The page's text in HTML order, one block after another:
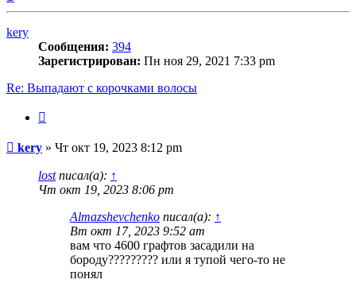
kery
Сообщения: 394
Зарегистрирован: Пн ноя 29, 2021 7:33 pm
Re: Выпадают с корочками волосы
Сообщение
kery » Чт окт 19, 2023 8:12 pm
lostписал(а): ↑
Чт окт 19, 2023 8:06 pm
Almazshevchenko писал(а): ↑
Вт окт 17, 2023 9:52 am
вам что 4600 графтов засадили на
бороду????????? или я тупой чего-то не
понял